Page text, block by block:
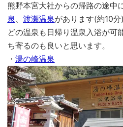
熊野本宮大社からの帰路の途中に
泉、 渡瀬温泉があります(約10分)
どの温泉も日帰り温泉入浴が可
ち寄るのも良いと思います。
・ 湯の峰温泉